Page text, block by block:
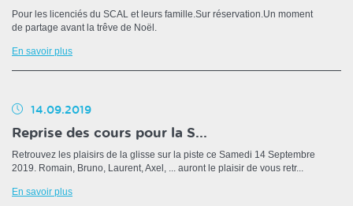
Pour les licenciés du SCAL et leurs famille.Sur réservation.Un moment
de partage avant la trêve de Noël.
En savoir plus
14.09.2019
Reprise des cours pour la S...
Retrouvez les plaisirs de la glisse sur la piste ce Samedi 14 Septembre
2019. Romain, Bruno, Laurent, Axel, ... auront le plaisir de vous retr...
En savoir plus